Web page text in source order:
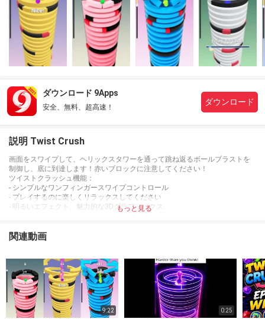
ダウンロード 9Apps
安全、無料、超高速！
ダウンロード
説明 Twist Crush
画面をスワイプして、ヘリックスタワーを通って跳ね返るボールブラストを
制御し、底に到達します！赤いブロックに注意してください！
ツイストクラッシュ機能：
- シンプルなワンフィンガースワイプコントロール
- プレイするのに楽しくリラックスしてください
- 明るいエフェクト、魅力的な3Dグラフィックス
もっと見る
関連動画
9:22 0:25